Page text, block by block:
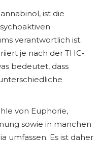
ist die
verantwortlich ist.
je nach der THC-
bedeutet, dass
von Euphorie,
sowie in manchen
umfassen. Es ist daher